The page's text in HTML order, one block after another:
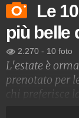
Le
più belle
2.270 - 10 foto
L'estate è
prenotato per
chi preferisce